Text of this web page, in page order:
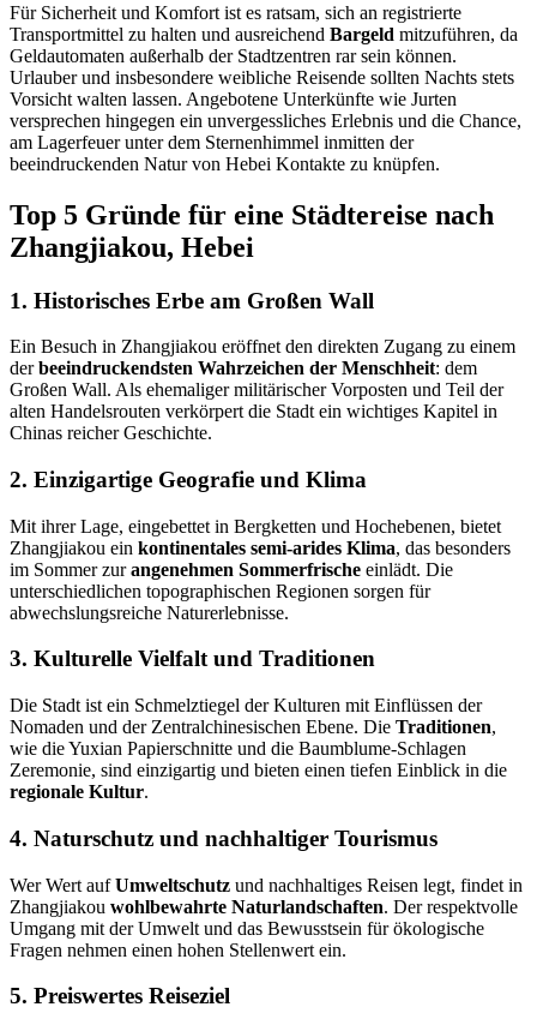
Für Sicherheit und Komfort ist es ratsam, sich an registrierte
Transportmittel zu halten und ausreichend Bargeld mitzuführen, da
Geldautomaten außerhalb der Stadtzentren rar sein können.
Urlauber und insbesondere weibliche Reisende sollten Nachts stets
Vorsicht walten lassen. Angebotene Unterkünfte wie Jurten
versprechen hingegen ein unvergessliches Erlebnis und die Chance,
am Lagerfeuer unter dem Sternenhimmel inmitten der
beeindruckenden Natur von Hebei Kontakte zu knüpfen.
Top 5 Gründe für eine Städtereise nach
Zhangjiakou, Hebei
1. Historisches Erbe am Großen Wall
Ein Besuch in Zhangjiakou eröffnet den direkten Zugang zu einem
derbeeindruckendsten Wahrzeichen der Menschheit: dem
Großen Wall. Als ehemaliger militärischer Vorposten und Teil der
alten Handelsrouten verkörpert die Stadt ein wichtiges Kapitel in
Chinas reicher Geschichte.
2. Einzigartige Geografie und Klima
Mit ihrer Lage, eingebettet in Bergketten und Hochebenen, bietet
Zhangjiakou ein kontinentales semi-arides Klima, das besonders
im Sommer zurangenehmen Sommerfrische einlädt. Die
unterschiedlichen topographischen Regionen sorgen für
abwechslungsreiche Naturerlebnisse.
3. Kulturelle Vielfalt und Traditionen
Die Stadt ist ein Schmelztiegel der Kulturen mit Einflüssen der
Nomaden und der Zentralchinesischen Ebene. Die Traditionen,
wie die Yuxian Papierschnitte und die Baumblume-Schlagen
Zeremonie, sind einzigartig und bieten einen tiefen Einblick in die
regionale Kultur.
4. Naturschutz und nachhaltiger Tourismus
Wer Wert aufUmweltschutz und nachhaltiges Reisen legt, findet in
Zhangjiakou wohlbewahrte Naturlandschaften. Der respektvolle
Umgang mit der Umwelt und das Bewusstsein für ökologische
Fragen nehmen einen hohen Stellenwert ein.
5. Preiswertes Reiseziel